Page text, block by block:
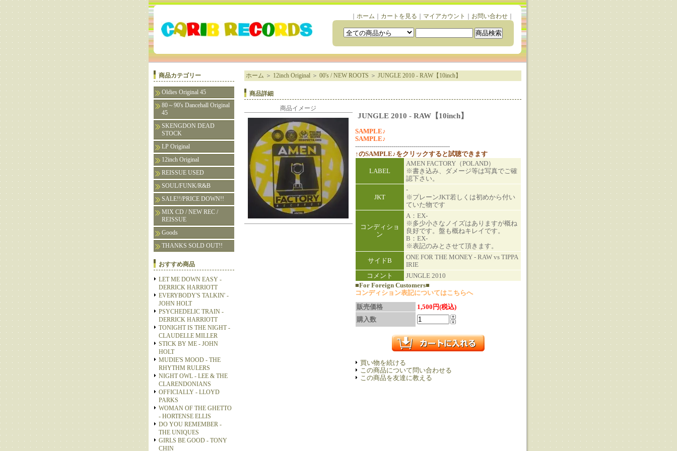
ホーム カートを見る マイアカウント お問い合わせ｜
商品カテゴリー
Oldies Original 45
80～90's Dancehall Original
45
SKENGDON DEAD
STOCK
LP Original
12inch Original
REISSUE USED
SOUL/FUNK/R&B
SALE!!/PRICE DOWN!!
MIX CD / NEW REC /
REISSUE
Goods
THANKS SOLD OUT!!
おすすめ商品
LET ME DOWN EASY -
DERRICK HARRIOTT
EVERYBODY'S TALKIN' -
JOHN HOLT
PSYCHEDELIC TRAIN -
DERRICK HARRIOTT
TONIGHT IS THE NIGHT -
CLAUDELLE MILLER
STICK BY ME - JOHN
HOLT
MUDIE'S MOOD - THE
RHYTHM RULERS
NIGHT OWL - LEE & THE
CLARENDONIANS
OFFICIALLY - LLOYD
PARKS
WOMAN OF THE GHETTO
- HORTENSE ELLIS
DO YOU REMEMBER -
THE UNIQUES
GIRLS BE GOOD - TONY
CHIN
ホーム ＞ 12inch Original＞ 00's / NEW ROOTS ＞ JUNGLE 2010 - RAW【10inch】
商品詳細
商品イメージ
JUNGLE 2010 - RAW【10inch】
SAMPLE♪
SAMPLE♪
-----------------------------------------------
↑のSAMPLE♪をクリックすると試聴できます
LABEL
AMEN FACTORY（POLAND）
※書き込み、ダメージ等は写真でご確
認下さい。
JKT
-
※プレーンJKT若しくは初めから付い
ていた物です
コンディショ
ン
A：EX-
※多少小さなノイズはありますが概ね
良好です。盤も概ねキレイです。
B：EX-
※表記のみとさせて頂きます。
サイドB
ONE FOR THE MONEY - RAW vs TIPPA
IRIE
コメント
JUNGLE 2010
■For Foreign Customers■
コンディション表記についてはこちらへ
販売価格
1,500円(税込)
購入数
買い物を続ける
この商品について問い合わせる
この商品を友達に教える